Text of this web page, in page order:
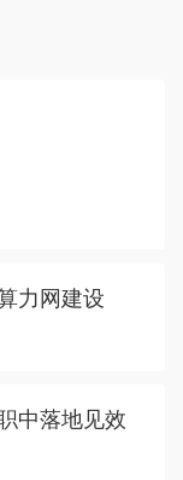
力网建设
中落地见效